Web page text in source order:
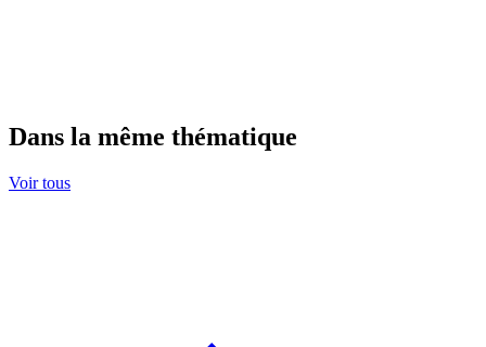
Dans la même thématique
Voir tous